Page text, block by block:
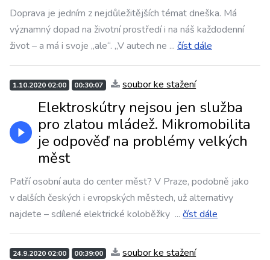
Doprava je jedním z nejdůležitějších témat dneška. Má
významný dopad na životní prostředí i na náš každodenní
život – a má i svoje „ale“. „V autech ne ... číst dále
1.10.2020 02:00 00:30:07 soubor ke stažení
Elektroskútry nejsou jen služba
pro zlatou mládež. Mikromobilita
je odpověď na problémy velkých
měst
Patří osobní auta do center měst? V Praze, podobně jako
v dalších českých i evropských městech, už alternativy
najdete – sdílené elektrické koloběžky ... číst dále
24.9.2020 02:00 00:39:00 soubor ke stažení